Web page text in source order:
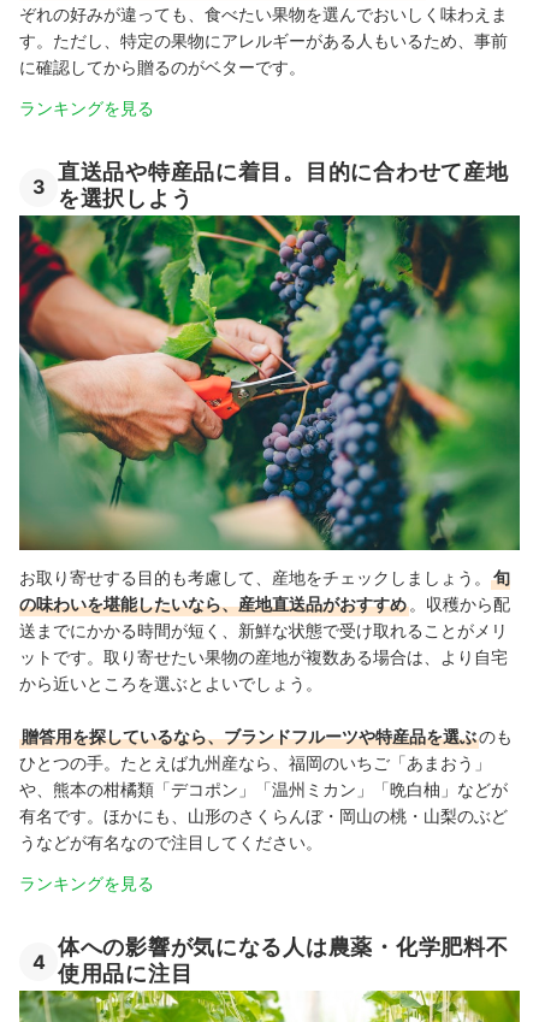
ぞれの好みが違っても、食べたい果物を選んでおいしく味わえま
す。ただし、特定の果物にアレルギーがある人もいるため、事前
に確認してから贈るのがベターです。
ランキングを見る
3
直送品や特産品に着目。目的に合わせて産地
を選択しよう
お取り寄せする目的も考慮して、産地をチェックしましょう。
旬
の味わいを堪能したいなら、産地直送品がおすすめ 。 収穫から配
送までにかかる時間が短く、新鮮な状態で受け取れることがメリ
ットです。取り寄せたい果物の産地が複数ある場合は、より自宅
から近いところを選ぶとよいでしょう。
贈答用を探しているなら、ブランドフルーツや特産品を選ぶのも
ひとつの手。たとえば九州産なら、福岡のいちご「あまおう」
や、熊本の柑橘類「デコポン」「温州ミカン」「晩白柚」などが
有名です。ほかにも、山形のさくらんぼ・岡山の桃・山梨のぶど
うなどが有名なので注目してください。
ランキングを見る
4
体への影響が気になる人は農薬・化学肥料不
使用品に注目